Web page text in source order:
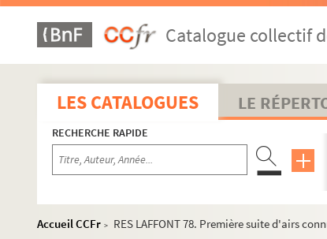
Catalogue collectif
LES CATALOGUES LE
RECHERCHE RAPIDE
Accueil CCFr >
RES LAFFONT 78. Première suite d'airs